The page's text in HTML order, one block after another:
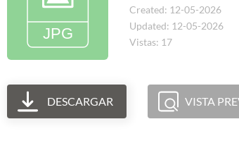
Created: 12-05-2026
Updated: 12-05-2026
Vistas: 17
DESCARGAR VISTA